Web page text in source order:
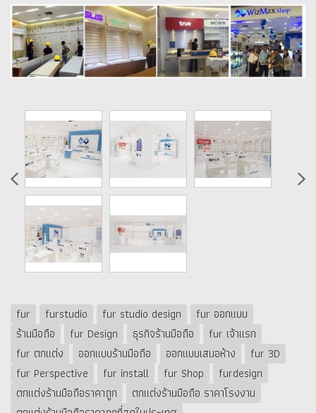
fur furstudio fur studio design
fur ออกแบบ
ร้านมือถือ
fur Design ธุรกิจร้านมือถือ
fur เจ้าแรก
fur ตกแต่ง
ออกแบบร้านมือถือ ออกแบบเสนอห้าง
fur 3D
fur Perspective
fur install fur Shop
furdesign
ตกแต่งร้านมือถือราคาถูก
ตกแต่งร้านมือถือ ราคาโรงงาน